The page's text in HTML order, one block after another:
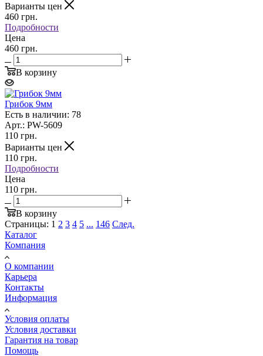
Варианты цен
460 грн.
Подробности
Цена
460 грн.
В корзину
Грибок 9мм
Есть в наличии: 78
Арт.: PW-5609
110 грн.
Варианты цен
110 грн.
Подробности
Цена
110 грн.
В корзину
Страницы: 1 2 3 4 5 ... 146 След.
Каталог
Компания
О компании
Карьера
Контакты
Информация
Условия оплаты
Условия доставки
Гарантия на товар
Помощь